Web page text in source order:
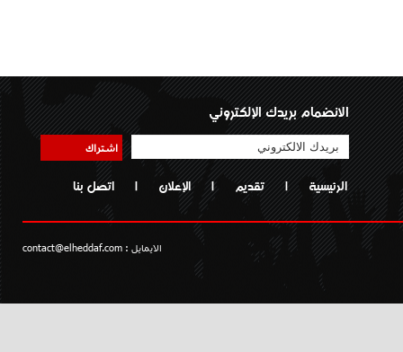
الانضمام بريدك الإلكتروني
اشتراك
الرئيسية | تقديم | الإعلان | اتصل بنا
الايمايل : contact@elheddaf.com